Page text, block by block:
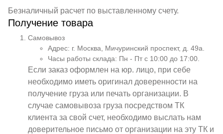
Безналичный расчет по выставленному счету.
Получение товара
Самовывоз
Адрес: г. Москва, Мичуринский проспект, д. 49а.
Часы работы склада: Пн - Пт с 10:00 до 17:00.
Если заказ оформлен на юр. лицо, при себе
необходимо иметь оригинал доверенности на
получение груза или печать организации. В
случае самовывоза груза посредством ТК
клиента за свой счет, необходимо выслать нам
доверительное письмо от организации на эту ТК и